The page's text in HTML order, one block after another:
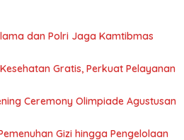
dan Polri Jaga Kamtibmas
Gratis, Perkuat Pelayanan
Ceremony Olimpiade Agustusan
Gizi hingga Pengelolaan